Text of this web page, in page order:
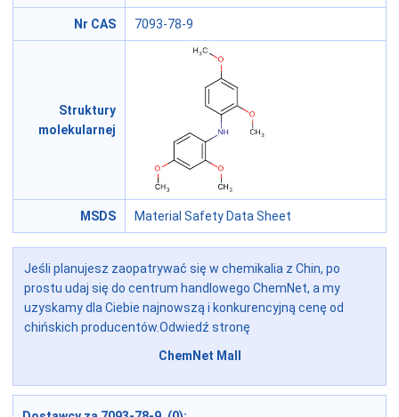
Nr CAS 7093-78-9
Struktury
molekularnej
MSDS Material Safety Data Sheet
Jeśli planujesz zaopatrywać się w chemikalia z Chin, po
prostu udaj się do centrum handlowego ChemNet, a my
uzyskamy dla Ciebie najnowszą i konkurencyjną cenę od
chińskich producentów.Odwiedź stronę
ChemNet Mall